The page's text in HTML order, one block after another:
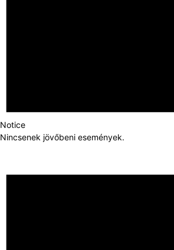
Notice
Nincsenek jövőbeni események.